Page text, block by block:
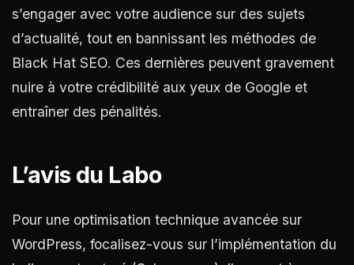
s’engager avec votre audience sur des sujets
d’actualité, tout en bannissant les méthodes de
Black Hat SEO. Ces dernières peuvent gravement
nuire à votre crédibilité aux yeux de Google et
entraîner des pénalités.
L’avis du Labo
Pour une optimisation technique avancée sur
WordPress, focalisez-vous sur l’implémentation du